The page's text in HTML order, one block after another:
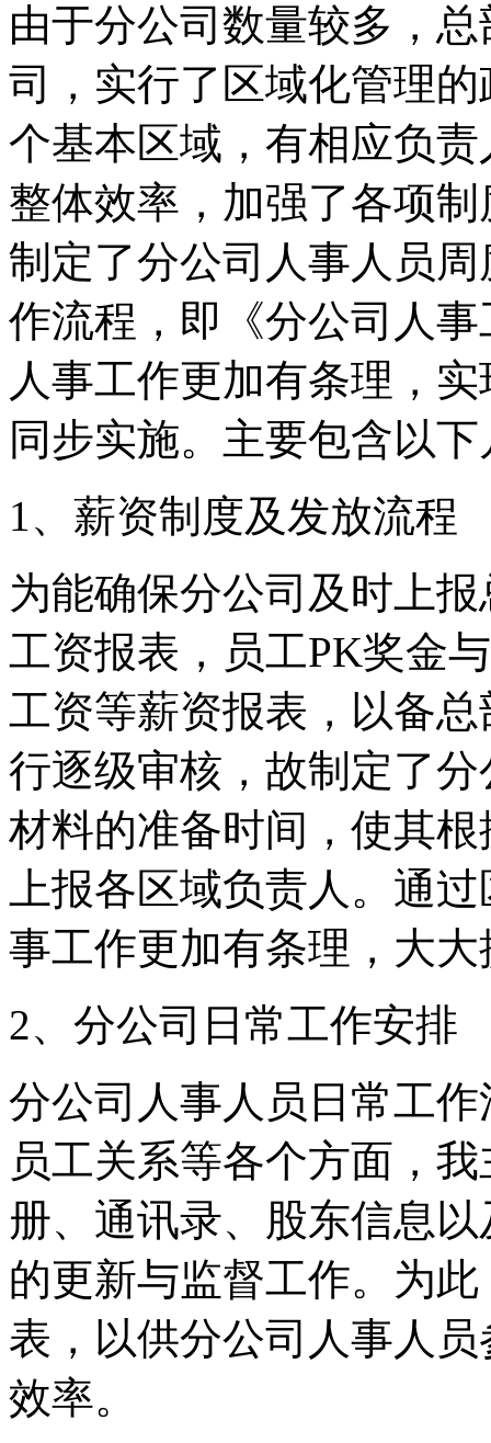
由于分公司数量较多，
司，实行了区域化管理
个基本区域，有相应负
整体效率，加强了各项
制定了分公司人事人员
作流程，即《分公司人
人事工作更加有条理，
同步实施。主要包含以
1、薪资制度及发放流程
为能确保分公司及时上
工资报表，员工PK奖金
工资等薪资报表，以备
行逐级审核，故制定了
材料的准备时间，使其
上报各区域负责人。通
事工作更加有条理，大
2、分公司日常工作安排
分公司人事人员日常工
员工关系等各个方面，
册、通讯录、股东信息
的更新与监督工作。为
表，以供分公司人事人
效率。